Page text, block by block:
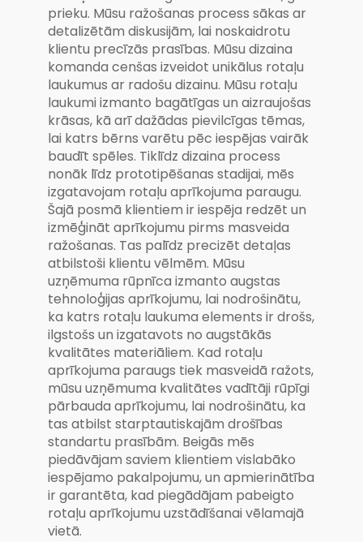
prieku. Mūsu ražošanas process sākas ar
detalizētām diskusijām, lai noskaidrotu
klientu precīzās prasības. Mūsu dizaina
komanda cenšas izveidot unikālus rotaļu
laukumus ar radošu dizainu. Mūsu rotaļu
laukumi izmanto bagātīgas un aizraujošas
krāsas, kā arī dažādas pievilcīgas tēmas,
lai katrs bērns varētu pēc iespējas vairāk
baudīt spēles. Tiklīdz dizaina process
nonāk līdz prototipēšanas stadijai, mēs
izgatavojam rotaļu aprīkojuma paraugu.
Šajā posmā klientiem ir iespēja redzēt un
izmēģināt aprīkojumu pirms masveida
ražošanas. Tas palīdz precizēt detaļas
atbilstoši klientu vēlmēm. Mūsu
uzņēmuma rūpnīca izmanto augstas
tehnoloģijas aprīkojumu, lai nodrošinātu,
ka katrs rotaļu laukuma elements ir drošs,
ilgstošs un izgatavots no augstākās
kvalitātes materiāliem. Kad rotaļu
aprīkojuma paraugs tiek masveidā ražots,
mūsu uzņēmuma kvalitātes vadītāji rūpīgi
pārbauda aprīkojumu, lai nodrošinātu, ka
tas atbilst starptautiskajām drošības
standartu prasībām. Beigās mēs
piedāvājam saviem klientiem vislabāko
iespējamo pakalpojumu, un apmierinātība
ir garantēta, kad piegādājam pabeigto
rotaļu aprīkojumu uzstādīšanai vēlamajā
vietā.